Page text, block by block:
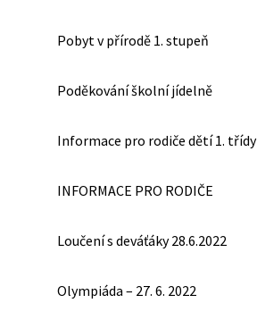
Pobyt v přírodě 1. stupeň
Poděkování školní jídelně
Informace pro rodiče dětí 1. třídy
INFORMACE PRO RODIČE
Loučení s deváťáky 28.6.2022
Olympiáda – 27. 6. 2022